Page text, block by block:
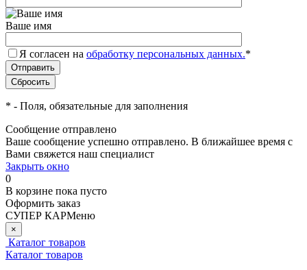
Ваше имя
Я согласен на обработку персональных данных.*
* - Поля, обязательные для заполнения
Сообщение отправлено
Ваше сообщение успешно отправлено. В ближайшее время с
Вами свяжется наш специалист
Закрыть окно
0
В корзине пока пусто
Оформить заказ
СУПЕР КАРМеню
×
Каталог товаров
Каталог товаров